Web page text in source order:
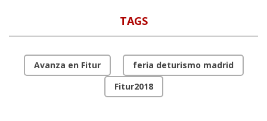
TAGS
Avanza en Fitur
feria deturismo madrid
Fitur2018